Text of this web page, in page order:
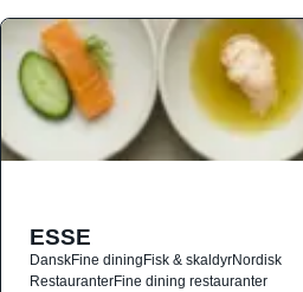
ESSE
DanskFine diningFisk & skaldyrNordisk
RestauranterFine dining restauranter